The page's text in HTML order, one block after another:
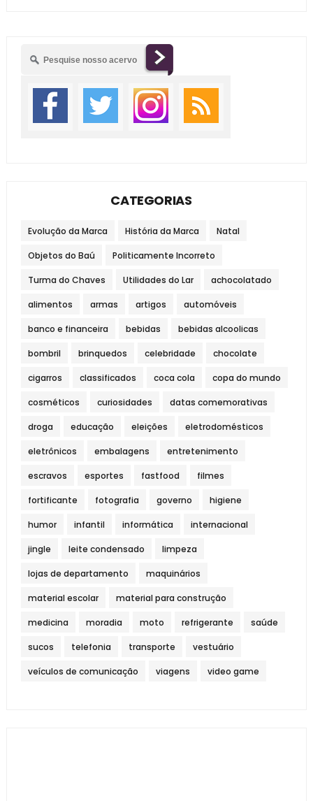
CATEGORIAS
Evolução da Marca História da Marca Natal
Objetos do Baú Politicamente Incorreto
Turma do Chaves Utilidades do Lar achocolatado
alimentos armas artigos automóveis
banco e financeira bebidas bebidas alcoolicas
bombril brinquedos celebridade chocolate
cigarros classificados coca cola copa do mundo
cosméticos curiosidades datas comemorativas
droga educação eleições eletrodomésticos
eletrônicos embalagens entretenimento
escravos esportes fastfood filmes
fortificante fotografia governo higiene
humor infantil informática internacional
jingle leite condensado limpeza
lojas de departamento maquinários
material escolar material para construção
medicina moradia moto refrigerante saúde
sucos telefonia transporte vestuário
veículos de comunicação viagens video game